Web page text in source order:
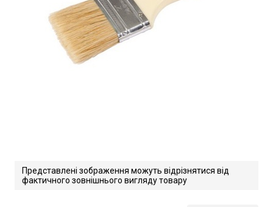
Представлені зображення можуть відрізнятися від
фактичного зовнішнього вигляду товару